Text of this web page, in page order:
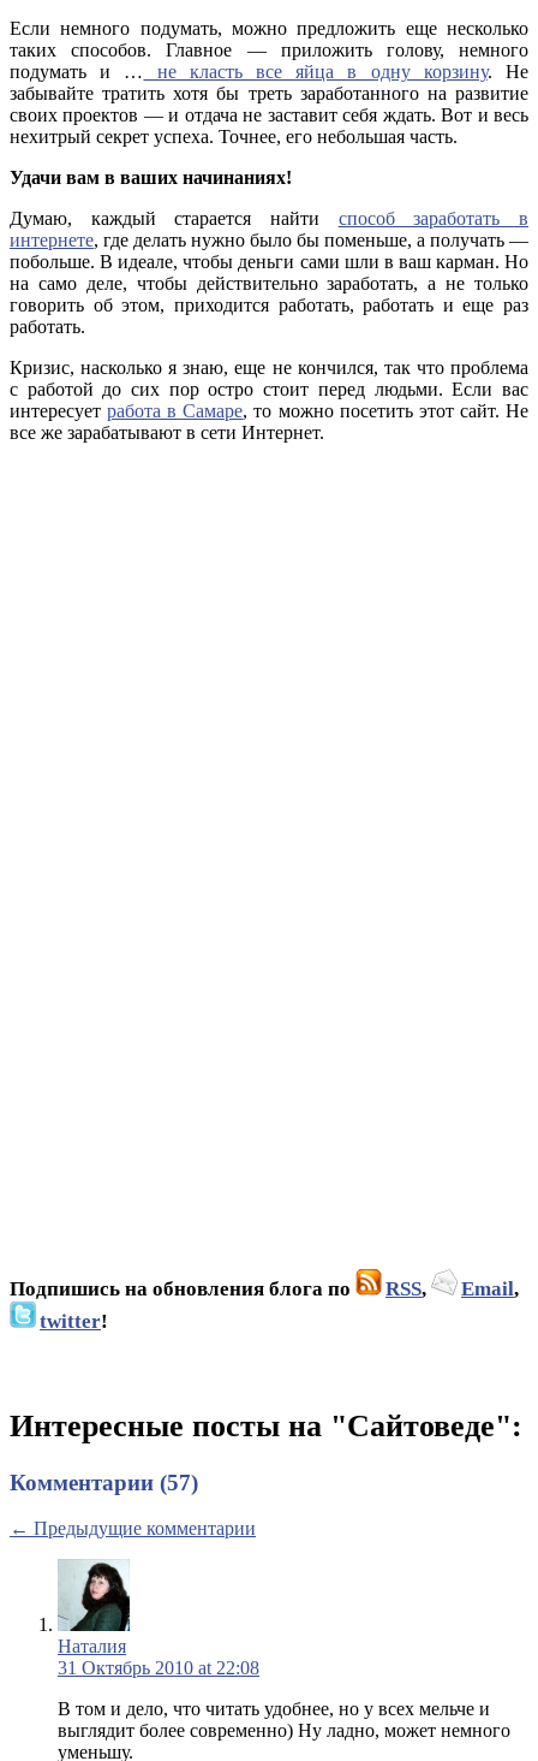
Если немного подумать, можно предложить еще несколько
таких способов. Главное — приложить голову, немного
подумать и … не класть все яйца в одну корзину. Не
забывайте тратить хотя бы треть заработанного на развитие
своих проектов — и отдача не заставит себя ждать. Вот и весь
нехитрый секрет успеха. Точнее, его небольшая часть.
Удачи вам в ваших начинаниях!
Думаю, каждый старается найти способ заработать в
интернете, где делать нужно было бы поменьше, а получать —
побольше. В идеале, чтобы деньги сами шли в ваш карман. Но
на само деле, чтобы действительно заработать, а не только
говорить об этом, приходится работать, работать и еще раз
работать.
Кризис, насколько я знаю, еще не кончился, так что проблема
с работой до сих пор остро стоит перед людьми. Если вас
интересуетработа в Самаре, то можно посетить этот сайт. Не
все же зарабатывают в сети Интернет.
Подпишись на обновления блога по RSS, Email,
twitter!
Интересные посты на "Сайтоведе":
Комментарии (57)
← Предыдущие комментарии
Наталия
31 Октябрь 2010 at 22:08
В том и дело, что читать удобнее, но у всех мельче и
выглядит более современно) Ну ладно, может немного
уменьшу.